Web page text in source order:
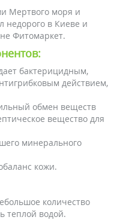
Мертвого моря и
недорого в Киеве и
Фитомаркет.
бактерицидным,
действием,
обмен веществ
вещество для
минерального
кожи.
количество
теплой водой.